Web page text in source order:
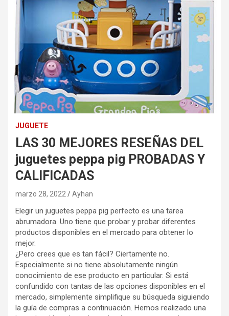
JUGUETE
LAS 30 MEJORES RESEÑAS DEL
juguetes peppa pig PROBADAS Y
CALIFICADAS
marzo 28, 2022 Ayhan
Elegir un juguetes peppa pig perfecto es una tarea
abrumadora. Uno tiene que probar y probar diferentes
productos disponibles en el mercado para obtener lo
mejor.
¿Pero crees que es tan fácil? Ciertamente no.
Especialmente si no tiene absolutamente ningún
conocimiento de ese producto en particular. Si está
confundido con tantas de las opciones disponibles en el
mercado, simplemente simplifique su búsqueda siguiendo
la guía de compras a continuación. Hemos realizado una